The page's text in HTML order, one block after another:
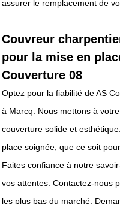
assurer le remplacement de
Couvreur
pour la mise en
Couverture 08
Optez pour la fiabilité de AS
à Marcq. Nous mettons à
couverture solide et
place soignée, que ce soit
Faites confiance à notre
vos attentes. Contactez-nous
les plus bas du marché.